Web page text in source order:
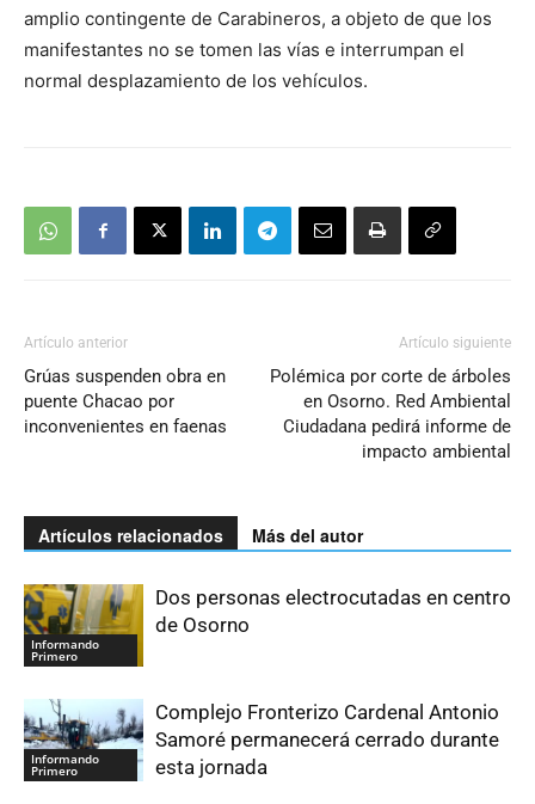
amplio contingente de Carabineros, a objeto de que los
manifestantes no se tomen las vías e interrumpan el
normal desplazamiento de los vehículos.
Artículo anterior
Grúas suspenden obra en
puente Chacao por
inconvenientes en faenas
Artículo siguiente
Polémica por corte de árboles
en Osorno. Red Ambiental
Ciudadana pedirá informe de
impacto ambiental
Artículos relacionados Más del autor
Informando
Primero
Dos personas electrocutadas en centro
de Osorno
Informando
Primero
Complejo Fronterizo Cardenal Antonio
Samoré permanecerá cerrado durante
esta jornada